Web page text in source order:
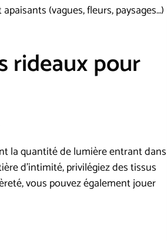
(vagues, fleurs, paysages…)
rideaux pour
la quantité de lumière entrant dans
d’intimité, privilégiez des tissus
vous pouvez également jouer